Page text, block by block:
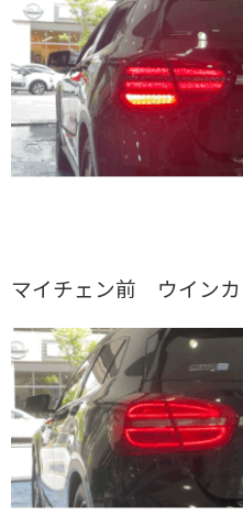
マイチェン前 ウイン